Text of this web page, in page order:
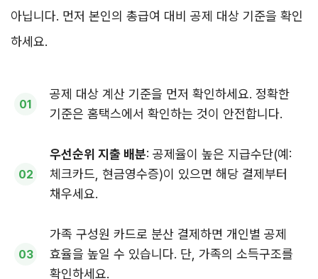
아닙니다. 먼저 본인의 총급여 대비 공제 대상 기준을 확인
하세요.
공제 대상 계산 기준을 먼저 확인하세요. 정확한
기준은 홈택스에서 확인하는 것이 안전합니다.
우선순위 지출 배분: 공제율이 높은 지급수단(예:
체크카드, 현금영수증)이 있으면 해당 결제부터
채우세요.
가족 구성원 카드로 분산 결제하면 개인별 공제
효율을 높일 수 있습니다. 단, 가족의 소득구조를
확인하세요.